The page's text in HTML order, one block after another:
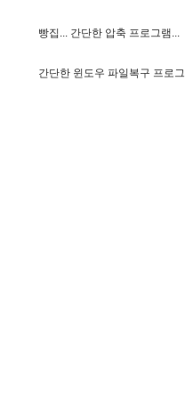
빵집 ... 간단한 압축 프로그램...
간단한 윈 도우 파일 복구 프로그